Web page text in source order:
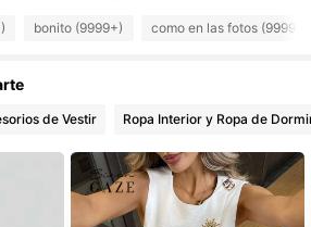
Seguidores
Seguidores
bonito (9999+) como en las fotos (9999+)
de Vestir Ropa Interior y Ropa de